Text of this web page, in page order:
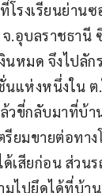
โรงเรียนย่าน
จ.อุบลราชธานี
นหมด จึงไปลั
แห่งหนึ่งใน ต.
วขี่กลับมาที่บ้า
รียมขายต่อทาง
เสียก่อน ส่วน
มไปยึดได้ที่บ้า